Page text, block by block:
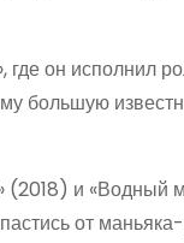
он исполнил
большую
(2018) и «Водный
от